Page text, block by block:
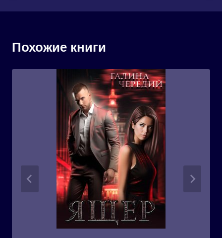
Похожие книги